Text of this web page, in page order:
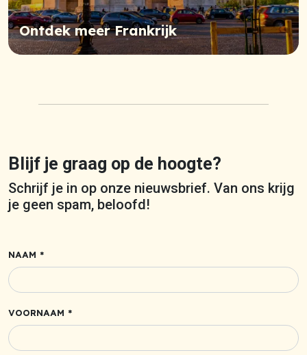
Ontdek meer Frankrijk
Blijf je graag op de hoogte?
Schrijf je in op onze nieuwsbrief. Van ons krijg
je geen spam, beloofd!
NAAM *
VOORNAAM *